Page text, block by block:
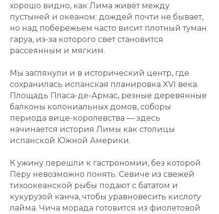
хорошо видно, как Лима живёт между
пустыней и океаном: дождей почти не бывает,
но над побережьем часто висит плотный туман
гаруа, из-за которого свет становится
рассеянным и мягким.
Мы заглянули и в исторический центр, где
сохранилась испанская планировка XVI века.
Площадь Пласа-де-Армас, резные деревянные
балконы колониальных домов, соборы
периода вице-королевства — здесь
начинается история Лимы как столицы
испанской Южной Америки.
К ужину перешли к гастрономии, без которой
Перу невозможно понять. Севиче из свежей
тихоокеанской рыбы подают с бататом и
кукурузой канча, чтобы уравновесить кислоту
лайма. Чича морада готовится из фиолетовой